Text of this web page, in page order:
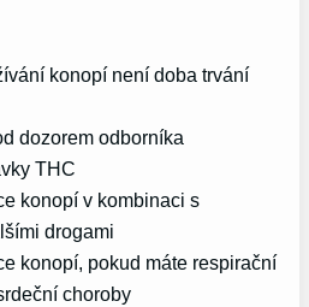
konopí není doba trvání
dozorem odborníka
THC
konopí v kombinaci s
drogami
konopí, pokud máte respirační
choroby